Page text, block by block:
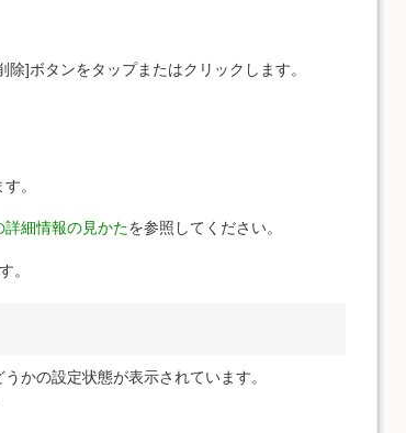
]ボタンをタップまたはクリックします。
。
詳細情報の見かたを参照してください。
。
かの設定状態が表示されています。